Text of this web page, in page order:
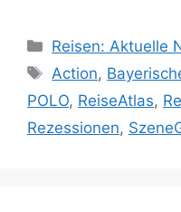
Kategorien
Reisen: Aktuelle
Schlagwörter
Action,
POLO, ReiseAtlas,
Rezessionen,